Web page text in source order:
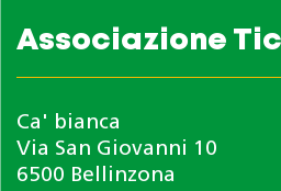
Associazione
Ca' bianca
Via San Giovanni 10
6500 Bellinzona